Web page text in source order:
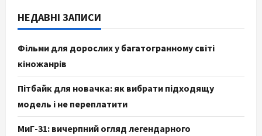
НЕДАВНІ ЗАПИСИ
Фільми для дорослих у багатогранному світі
кіножанрів
Пітбайк для новачка: як вибрати підходящу
модель і не переплатити
МиГ-31: вичерпний огляд легендарного